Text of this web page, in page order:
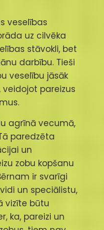
veselības
uz cilvēka
stāvokli, bet
darbību. Tieši
veselību jāsāk
pareizus
agrīnā vecumā,
paredzēta
un
zobu kopšanu
ir svarīgi
un speciālistu,
vizīte būtu
ka, pareizi un